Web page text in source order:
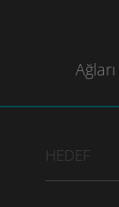
Ağları
HEDEF